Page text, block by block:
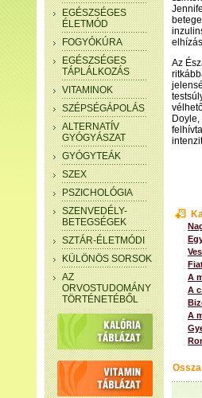
EGÉSZSÉGES
ÉLETMÓD
FOGYÓKÚRA
EGÉSZSÉGES
TÁPLÁLKOZÁS
VITAMINOK
SZÉPSÉGÁPOLÁS
ALTERNATÍV
GYÓGYÁSZAT
GYÓGYTEÁK
SZEX
PSZICHOLÓGIA
SZENVEDÉLY-
BETEGSÉGEK
SZTÁR-ÉLETMÓDI
KÜLÖNÖS SORSOK
AZ
ORVOSTUDOMÁNY
TÖRTÉNETÉBŐL
Az
A
A
A